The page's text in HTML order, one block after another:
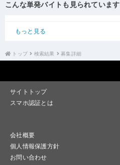
こんな単発バイトも見られています
もっと見る
トップ 検索結果 募集詳細
サイトトップ
スマホ認証とは
会社概要
個人情報保護方針
お問い合わせ